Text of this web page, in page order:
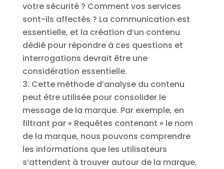
votre sécurité ? Comment vos services
sont-ils affectés ? La communication est
essentielle, et la création d’un contenu
dédié pour répondre à ces questions et
interrogations devrait être une
considération essentielle.
Cette méthode d’analyse du contenu
peut être utilisée pour consolider le
message de la marque. Par exemple, en
filtrant par « Requêtes contenant » le nom
de la marque, nous pouvons comprendre
les informations que les utilisateurs
s’attendent à trouver autour de la marque,